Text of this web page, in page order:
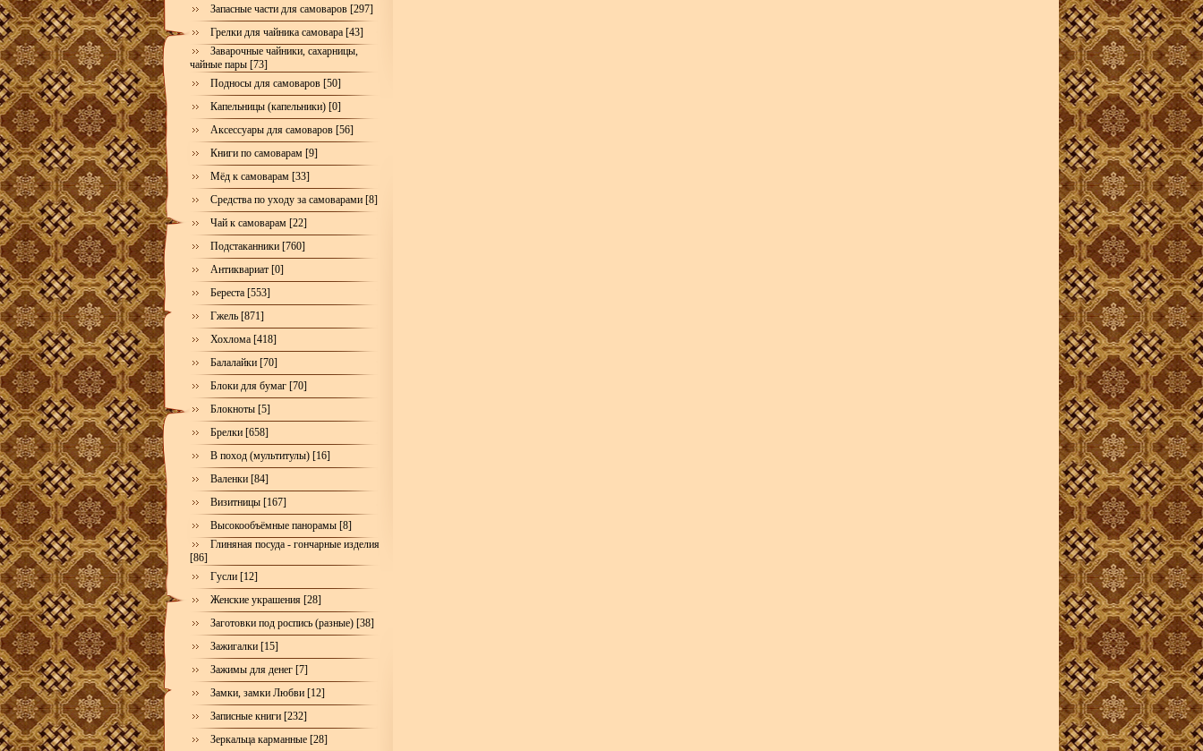
Запасные части для самоваров [297]
Грелки для чайника самовара [43]
Заварочные чайники, сахарницы,
чайные пары [73]
Подносы для самоваров [50]
Капельницы (капельники) [0]
Аксессуары для самоваров [56]
Книги по самоварам [9]
Мёд к самоварам [33]
Средства по уходу за самоварами [8]
Чай к самоварам [22]
Подстаканники [760]
Антиквариат [0]
Береста [553]
Гжель [871]
Хохлома [418]
Балалайки [70]
Блоки для бумаг [70]
Блокноты [5]
Брелки [658]
В поход (мультитулы) [16]
Валенки [84]
Визитницы [167]
Высокообъёмные панорамы [8]
Глиняная посуда - гончарные изделия
[86]
Гусли [12]
Женские украшения [28]
Заготовки под роспись (разные) [38]
Зажигалки [15]
Зажимы для денег [7]
Замки, замки Любви [12]
Записные книги [232]
Зеркальца карманные [28]